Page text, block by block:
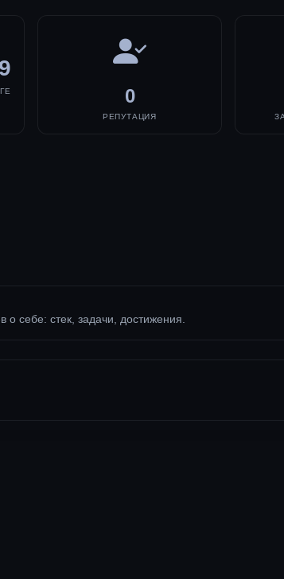
0
РЕПУТАЦИЯ
о себе: стек, задачи, достижения.